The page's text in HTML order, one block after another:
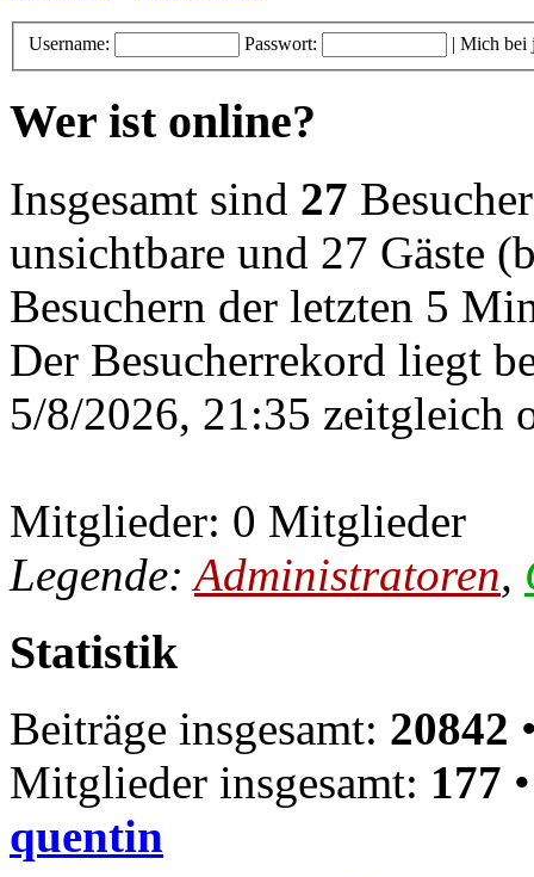
Username: Passwort: | Mich bei
Wer ist online?
Insgesamt sind 27
unsichtbare und 27 Gäste
Besuchern der letzten 5
Der Besucherrekord liegt
5/8/2026, 21:35 zeitgleich
Mitglieder: 0 Mitglieder
Legende:Administratoren,
Statistik
Beiträge insgesamt: 20842
Mitglieder insgesamt: 177
quentin